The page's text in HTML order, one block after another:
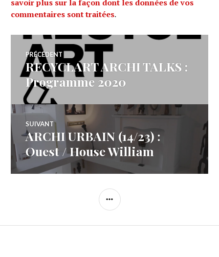
savoir plus sur la façon dont les données de vos
commentaires sont traitées.
Navigation
de
l’article
PRÉCÉDENT
Article
précédent :
RECYCLART ARCHI TALKS :
Programme 2020
SUIVANT
Article
Suivant:
ARCHI URBAIN (14/23) :
Ouest / House William
COLONNE